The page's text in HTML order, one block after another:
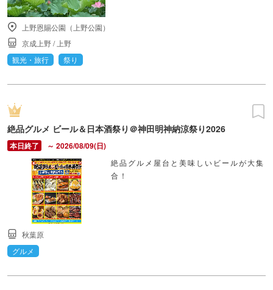
上野恩賜公園（上野公園）
京成上野/ 上野
観光・旅行
祭り
絶品グルメ ビール＆日本酒祭り＠神田明神納涼祭り2026
～ 2026/08/09(日)
絶品グルメ屋台と美味しいビールが大集
合！
秋葉原
グルメ